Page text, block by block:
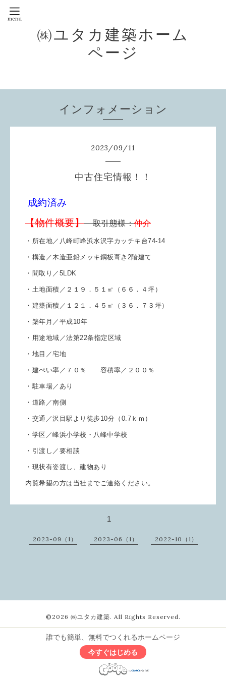
㈱ユタカ建築ホーム
ページ
インフォメーション
2023/09/11
中古住宅情報！！
成約済み
【物件概要】取引態様：仲介
・所在地／八峰町峰浜水沢字カッチキ台74-14
・構造／木造亜鉛メッキ鋼板葺き2階建て
・間取り／5LDK
・土地面積／２１９．５１㎡（６６．４坪）
・建築面積／１２１．４５㎡（３６．７３坪）
・築年月／平成10年
・用途地域／法第22条指定区域
・地目／宅地
・建ぺい率／７０％ 容積率／２００％
・駐車場／あり
・道路／南側
・交通／沢目駅より徒歩10分（0.7ｋｍ）
・学区／峰浜小学校・八峰中学校
・引渡し／要相談
・現状有姿渡し、建物あり
内覧希望の方は当社までご連絡ください。
1
2023-09（1） 2023-06（1） 2022-10（1）
©2026 ㈱ユタカ建築. All Rights Reserved.
誰でも簡単、無料でつくれるホームページ
今すぐはじめる